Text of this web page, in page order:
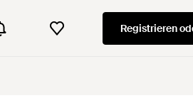
Registrieren